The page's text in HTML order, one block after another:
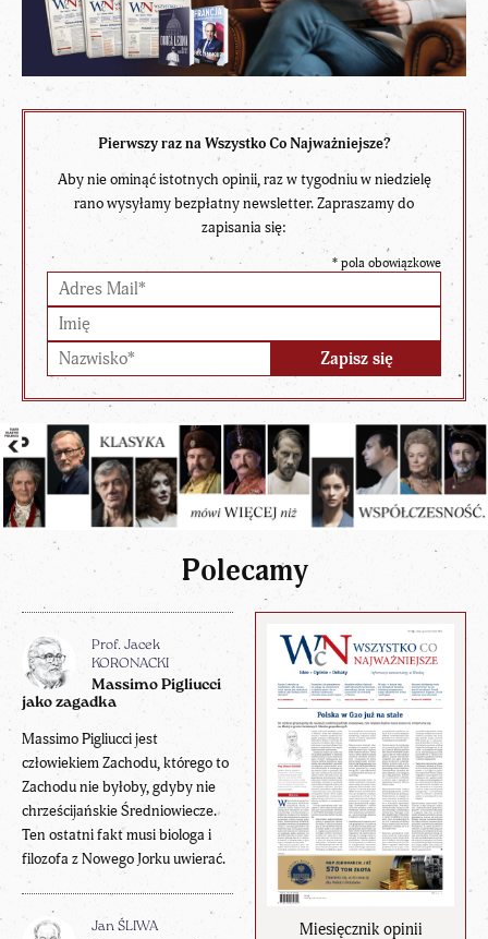
Pierwszy raz na Wszystko Co Najważniejsze?
Aby nie ominąć istotnych opinii, raz w tygodniu w niedzielę
rano wysyłamy bezpłatny newsletter. Zapraszamy do
zapisania się:
* pola obowiązkowe
Polecamy
Miesięcznik opinii
Prof. Jacek
KORONACKI
Massimo Pigliucci
jako zagadka
Massimo Pigliucci jest
człowiekiem Zachodu, którego to
Zachodu nie byłoby, gdyby nie
chrześcijańskie Średniowiecze.
Ten ostatni fakt musi biologa i
filozofa z Nowego Jorku uwierać.
Jan ŚLIWA